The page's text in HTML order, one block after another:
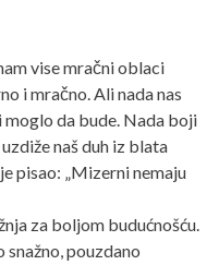
vise mračni oblaci
i mračno. Ali nada nas
da bude. Nada boji
naš duh iz blata
pisao: „Mizerni nemaju
za boljom budućnošću.
pouzdano